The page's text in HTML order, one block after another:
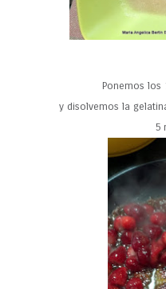
Ponemos los
y disolvemos la
5